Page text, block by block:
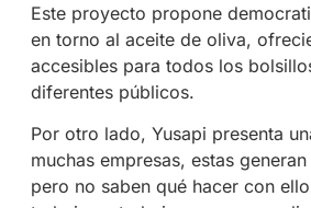
Este proyecto propone
en torno al aceite de oliva,
accesibles para todos los
diferentes públicos.
Por otro lado, Yusapi presenta
muchas empresas, estas
pero no saben qué hacer con